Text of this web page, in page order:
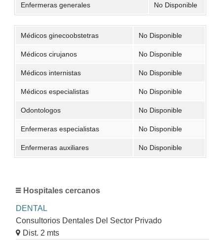
Enfermeras generales No Disponible
Médicos ginecoobstetras No Disponible
Médicos cirujanos No Disponible
Médicos internistas No Disponible
Médicos especialistas No Disponible
Odontologos No Disponible
Enfermeras especialistas No Disponible
Enfermeras auxiliares No Disponible
Hospitales cercanos
DENTAL
Consultorios Dentales Del Sector Privado
Dist. 2 mts